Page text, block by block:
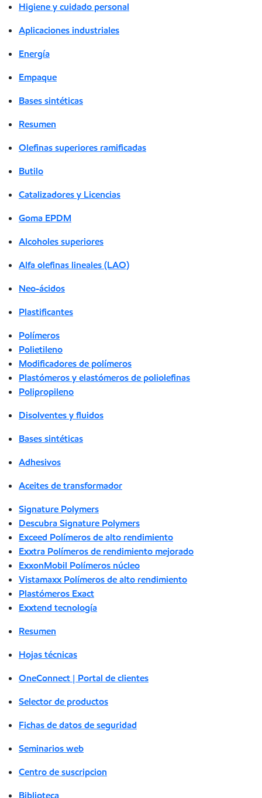
Higiene y cuidado personal
Aplicaciones industriales
Energía
Empaque
Bases sintéticas
Resumen
Olefinas superiores ramificadas
Butilo
Catalizadores y Licencias
Goma EPDM
Alcoholes superiores
Alfa olefinas lineales (LAO)
Neo-ácidos
Plastificantes
Polímeros
Polietileno
Modificadores de polímeros
Plastómeros y elastómeros de poliolefinas
Polipropileno
Disolventes y fluidos
Bases sintéticas
Adhesivos
Aceites de transformador
Signature Polymers
Descubra Signature Polymers
Exceed Polímeros de alto rendimiento
Exxtra Polímeros de rendimiento mejorado
ExxonMobil Polímeros núcleo
Vistamaxx Polímeros de alto rendimiento
Plastómeros Exact
Exxtend tecnología
Resumen
Hojas técnicas
OneConnect | Portal de clientes
Selector de productos
Fichas de datos de seguridad
Seminarios web
Centro de suscripcion
Biblioteca